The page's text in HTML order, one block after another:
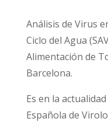
Análisis de Virus
Ciclo del Agua
Alimentación de
Barcelona.
Es en la
Española de